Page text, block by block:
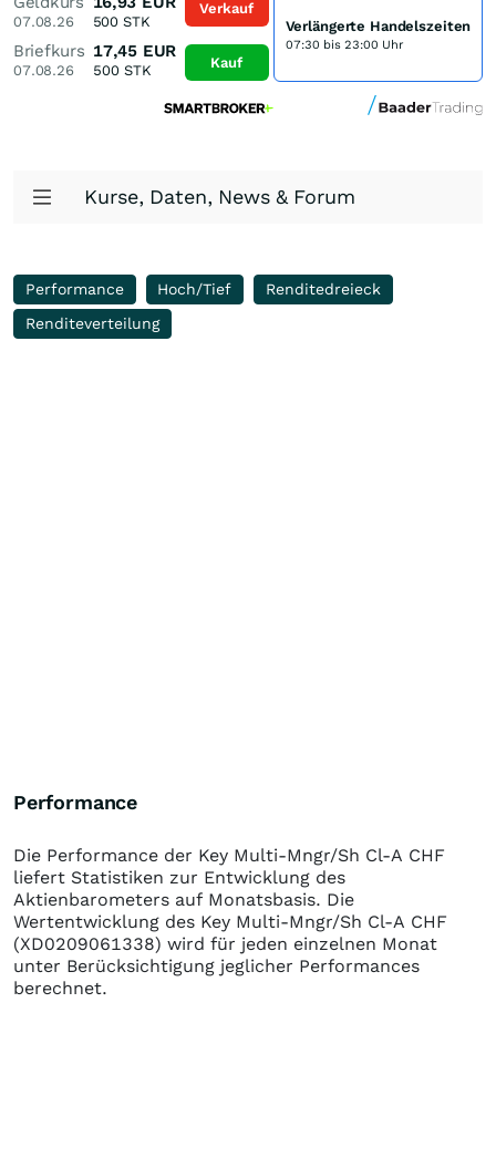
07.08.26 500 STK
Briefkurs
07.08.26
17,45 EUR
500STK
Verkauf
Kauf
Verlängerte Handelszeiten
07:30 bis 23:00 Uhr
Kurse, Daten, News & Forum
Performance Hoch/Tief
Renditedreieck
Renditeverteilung
Performance
Die Performance der Key Multi-Mngr/Sh Cl-A CHF
liefert Statistiken zur Entwicklung des
Aktienbarometers auf Monatsbasis. Die
Wertentwicklung des Key Multi-Mngr/Sh Cl-A CHF
(XD0209061338) wird für jeden einzelnen Monat
unter Berücksichtigung jeglicher Performances
berechnet.